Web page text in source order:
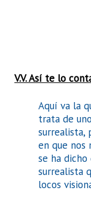
V.V. Así te lo
Aquí va la
trata de
surrealista,
en que nos
se ha dicho
surrealista
locos